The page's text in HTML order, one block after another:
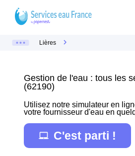
Lières
Gestion de l'eau : tous les
(62190)
Utilisez notre simulateur en
votre fournisseur d'eau en
C'est parti !